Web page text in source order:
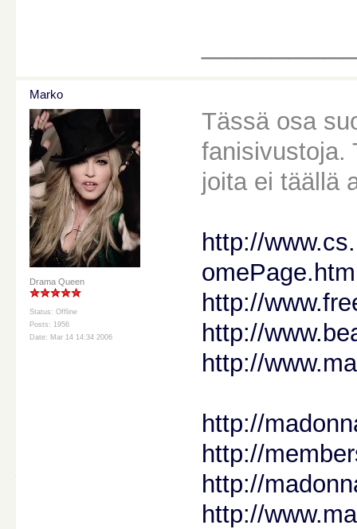
Marko
Drama Queen
Status: Offline
Posts: 1956
Date: Mar 14 14:34 2006
Tässä osa
fanisivustoja.
joita ei täällä
http://
http://
http://
http://
http://
http://
http://
http://